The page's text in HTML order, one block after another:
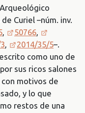
Curiel –núm. inv.
50766
2014/35/5–.
como uno de
sus ricos salones
motivos de
y lo que
restos de una